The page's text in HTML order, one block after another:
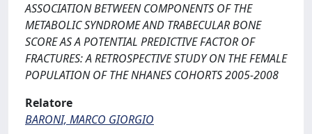
ASSOCIATION BETWEEN COMPONENTS OF THE
METABOLIC SYNDROME AND TRABECULAR BONE
SCORE AS A POTENTIAL PREDICTIVE FACTOR OF
FRACTURES: A RETROSPECTIVE STUDY ON THE FEMALE
POPULATION OF THE NHANES COHORTS 2005-2008
Relatore
BARONI, MARCO GIORGIO